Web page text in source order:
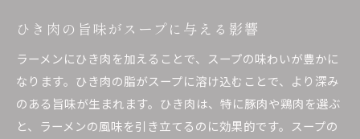
ひき肉の旨味がスープに与える影響
ラーメンにひき肉を加えることで、スープの味わいが豊かに
なります。ひき肉の脂がスープに溶け込むことで、より深み
のある旨味が生まれます。ひき肉は、特に豚肉や鶏肉を選ぶ
と、ラーメンの風味を引き立てるのに効果的です。スープの